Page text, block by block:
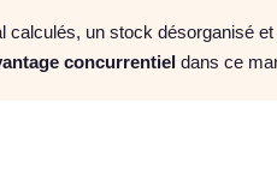
un stock désorganisé
concurrentiel dans ce